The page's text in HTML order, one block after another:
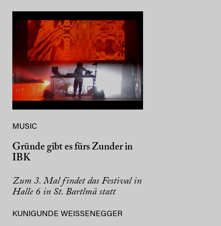
MUSIC
Gründe gibt es fürs Zunder in
IBK
Zum 3. Mal findet das Festival in
Halle 6 in St. Bartlmä statt
KUNIGUNDE WEISSENEGGER